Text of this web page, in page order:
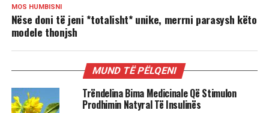
MOS HUMBISNI
Nëse doni të jeni *totalisht* unike, merrni parasysh këto
modele thonjsh
MUND TË PËLQENI
Trëndelina Bima Medicinale Që Stimulon
Prodhimin Natyral Të Insulinës